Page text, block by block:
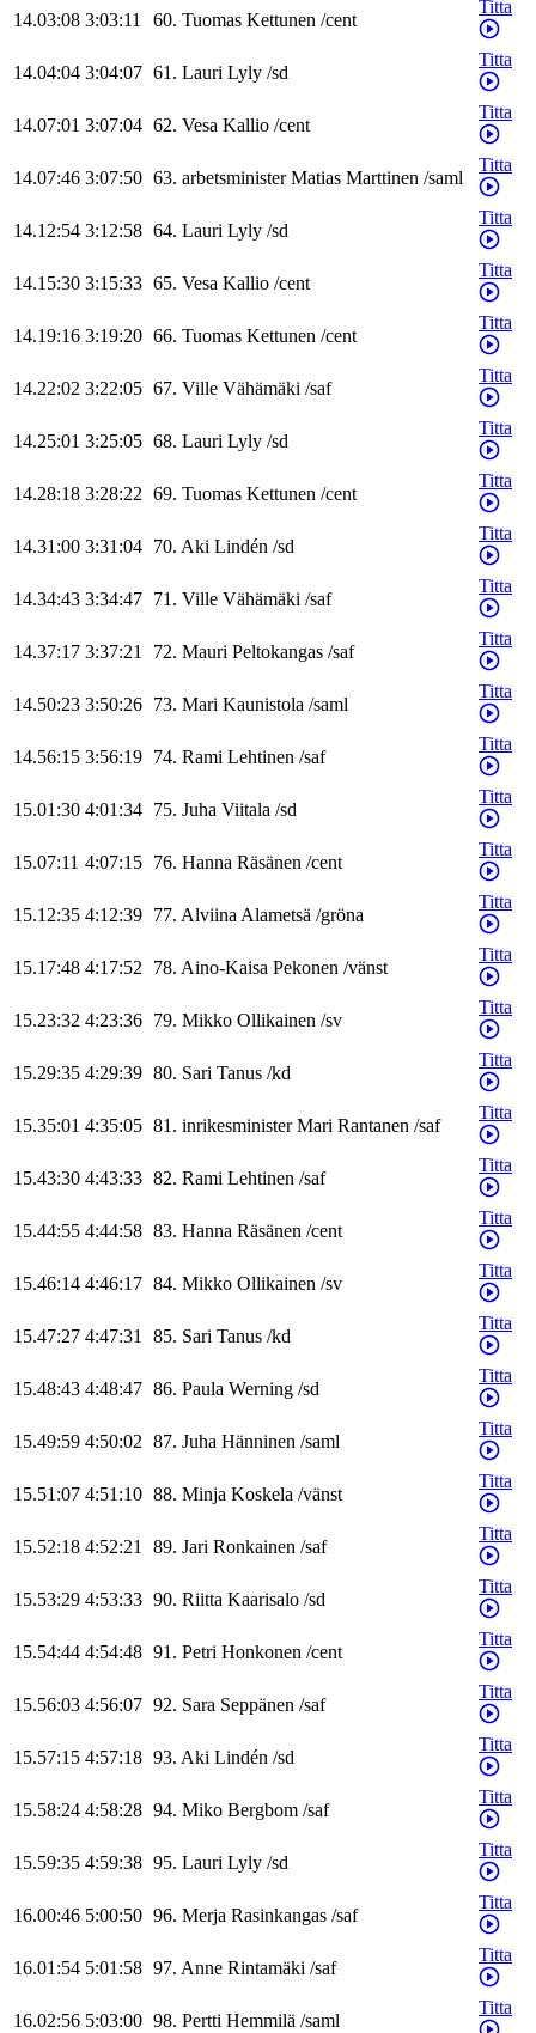
14.03:08 3:03:11 60. Tuomas Kettunen /cent
Titta
14.04:04 3:04:07 61. Lauri Lyly /sd
Titta
14.07:01 3:07:04 62. Vesa Kallio /cent
Titta
14.07:46 3:07:50 63. arbetsminister Matias Marttinen /saml
Titta
14.12:54 3:12:58 64. Lauri Lyly /sd
Titta
14.15:30 3:15:33 65. Vesa Kallio /cent
Titta
14.19:16 3:19:20 66. Tuomas Kettunen /cent
Titta
14.22:02 3:22:05 67. Ville Vähämäki /saf
Titta
14.25:01 3:25:05 68. Lauri Lyly /sd
Titta
14.28:18 3:28:22 69. Tuomas Kettunen /cent
Titta
14.31:00 3:31:04 70. Aki Lindén /sd
Titta
14.34:43 3:34:47 71. Ville Vähämäki /saf
Titta
14.37:17 3:37:21 72. Mauri Peltokangas /saf
Titta
14.50:23 3:50:26 73. Mari Kaunistola /saml
Titta
14.56:15 3:56:19 74. Rami Lehtinen /saf
Titta
15.01:30 4:01:34 75. Juha Viitala /sd
Titta
15.07:11 4:07:15 76. Hanna Räsänen /cent
Titta
15.12:35 4:12:39 77. AlviinaAlametsä /gröna
Titta
15.17:48 4:17:52 78. Aino-Kaisa Pekonen /vänst
Titta
15.23:32 4:23:36 79. Mikko Ollikainen /sv
Titta
15.29:35 4:29:39 80. Sari Tanus /kd
Titta
15.35:01 4:35:05 81. inrikesminister Mari Rantanen /saf
Titta
15.43:30 4:43:33 82. Rami Lehtinen /saf
Titta
15.44:55 4:44:58 83. Hanna Räsänen /cent
Titta
15.46:14 4:46:17 84. Mikko Ollikainen /sv
Titta
15.47:27 4:47:31 85. Sari Tanus /kd
Titta
15.48:43 4:48:47 86. Paula Werning /sd
Titta
15.49:59 4:50:02 87. Juha Hänninen /saml
Titta
15.51:07 4:51:10 88. Minja Koskela /vänst
Titta
15.52:18 4:52:21 89. Jari Ronkainen /saf
Titta
15.53:29 4:53:33 90. Riitta Kaarisalo /sd
Titta
15.54:44 4:54:48 91. Petri Honkonen /cent
Titta
15.56:03 4:56:07 92. Sara Seppänen /saf
Titta
15.57:15 4:57:18 93. Aki Lindén /sd
Titta
15.58:24 4:58:28 94. Miko Bergbom /saf
Titta
15.59:35 4:59:38 95. Lauri Lyly /sd
Titta
16.00:46 5:00:50 96. Merja Rasinkangas /saf
Titta
16.01:54 5:01:58 97. Anne Rintamäki /saf
Titta
16.02:56 5:03:00 98. Pertti Hemmilä /saml
Titta